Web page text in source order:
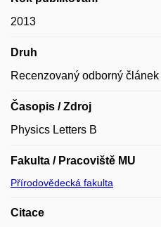
2013
Druh
Recenzovaný odborný článek
Časopis / Zdroj
Physics Letters B
Fakulta / Pracoviště MU
Přírodovědecká fakulta
Citace